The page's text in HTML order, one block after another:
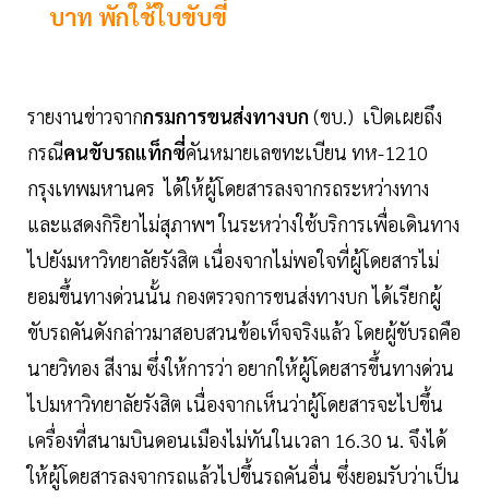
บาท พักใช้ใบขับขี่
รายงานข่าวจากกรมการขนส่งทางบก (ขบ.) เปิดเผยถึง
กรณีคนขับรถแท็กซี่คันหมายเลขทะเบียน ทห-1210
กรุงเทพมหานคร ได้ให้ผู้โดยสารลงจากรถระหว่างทาง
และแสดงกิริยาไม่สุภาพฯ ในระหว่างใช้บริการเพื่อเดินทาง
ไปยังมหาวิทยาลัยรังสิต เนื่องจากไม่พอใจที่ผู้โดยสารไม่
ยอมขึ้นทางด่วนนั้น กองตรวจการขนส่งทางบก ได้เรียกผู้
ขับรถคันดังกล่าวมาสอบสวนข้อเท็จจริงแล้ว โดยผู้ขับรถคือ
นายวิทอง สีงาม ซึ่งให้การว่า อยากให้ผู้โดยสารขึ้นทางด่วน
ไปมหาวิทยาลัยรังสิต เนื่องจากเห็นว่าผู้โดยสารจะไปขึ้น
เครื่องที่สนามบินดอนเมืองไม่ทันในเวลา 16.30 น. จึงได้
ให้ผู้โดยสารลงจากรถแล้วไปขึ้นรถคันอื่น ซึ่งยอมรับว่าเป็น